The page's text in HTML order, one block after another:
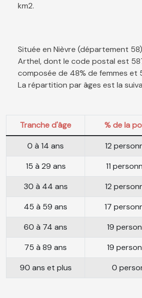
km2.
Située en Nièvre (département
Arthel, dont le code postal est
composée de 48% de femmes et
La répartition par âges est la
Tranche d'âge
% de la
0 à 14 ans
12
15 à 29 ans
11
30 à 44 ans
12
45 à 59 ans
17
60 à 74 ans
19
75 à 89 ans
19
90 ans et plus
0